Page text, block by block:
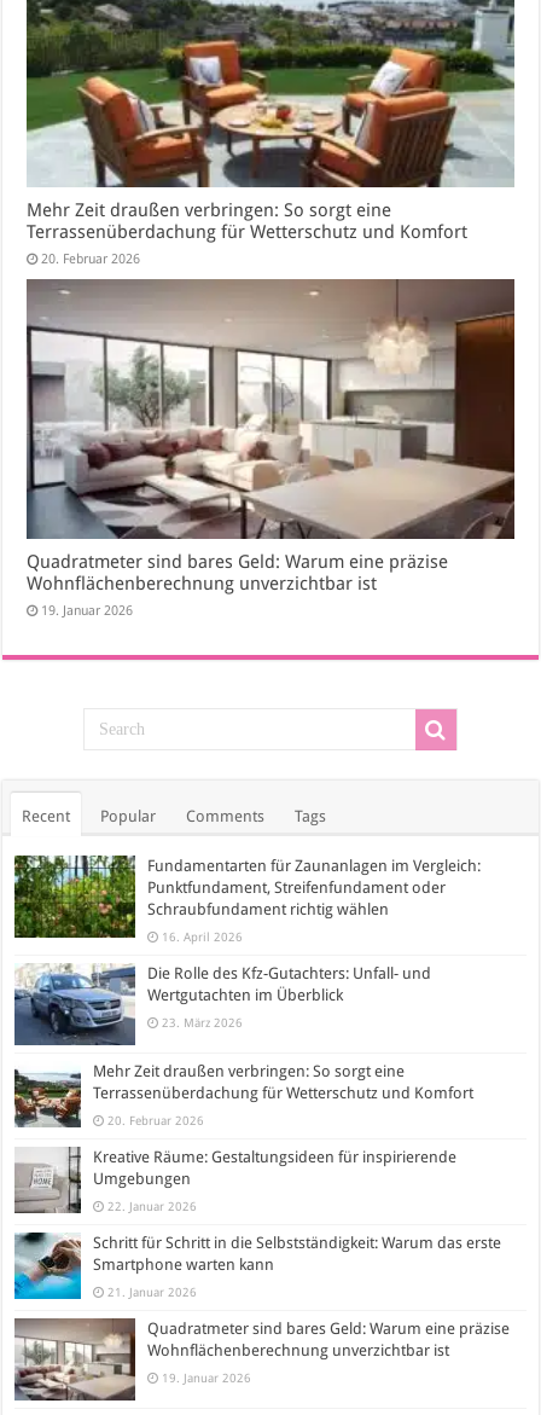
Mehr Zeit draußen verbringen: So sorgt eine
Terrassenüberdachung für Wetterschutz und Komfort
20. Februar 2026
Quadratmeter sind bares Geld: Warum eine präzise
Wohnflächenberechnung unverzichtbar ist
19. Januar 2026
Recent Popular Comments Tags
Fundamentarten für Zaunanlagen im Vergleich:
Punktfundament, Streifenfundament oder
Schraubfundament richtig wählen
16. April 2026
Die Rolle des Kfz-Gutachters: Unfall- und
Wertgutachten im Überblick
23. März 2026
Mehr Zeit draußen verbringen: So sorgt eine
Terrassenüberdachung für Wetterschutz und Komfort
20. Februar 2026
Kreative Räume: Gestaltungsideen für inspirierende
Umgebungen
22. Januar 2026
Schritt für Schritt in die Selbstständigkeit: Warum das erste
Smartphone warten kann
21. Januar 2026
Quadratmeter sind bares Geld: Warum eine präzise
Wohnflächenberechnung unverzichtbar ist
19. Januar 2026